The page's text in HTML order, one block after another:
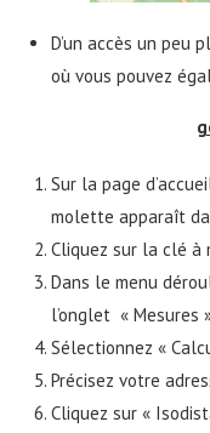
D’un accès un peu
où vous pouvez
Sur la page
molette apparaît
Cliquez sur la clé à
Dans le menu
l’onglet « Mesures
Sélectionnez «
Précisez votre
Cliquez sur «